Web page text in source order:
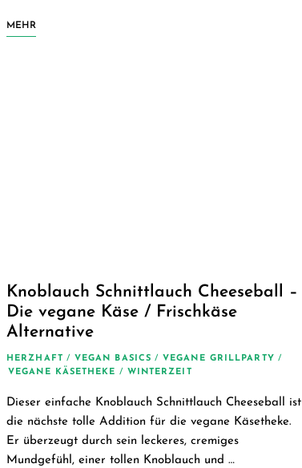
MEHR
Knoblauch Schnittlauch Cheeseball –
Die vegane Käse / Frischkäse
Alternative
HERZHAFT / VEGAN BASICS / VEGANE GRILLPARTY /
VEGANE KÄSETHEKE / WINTERZEIT
Dieser einfache Knoblauch Schnittlauch Cheeseball ist
die nächste tolle Addition für die vegane Käsetheke.
Er überzeugt durch sein leckeres, cremiges
Mundgefühl, einer tollen Knoblauch und …